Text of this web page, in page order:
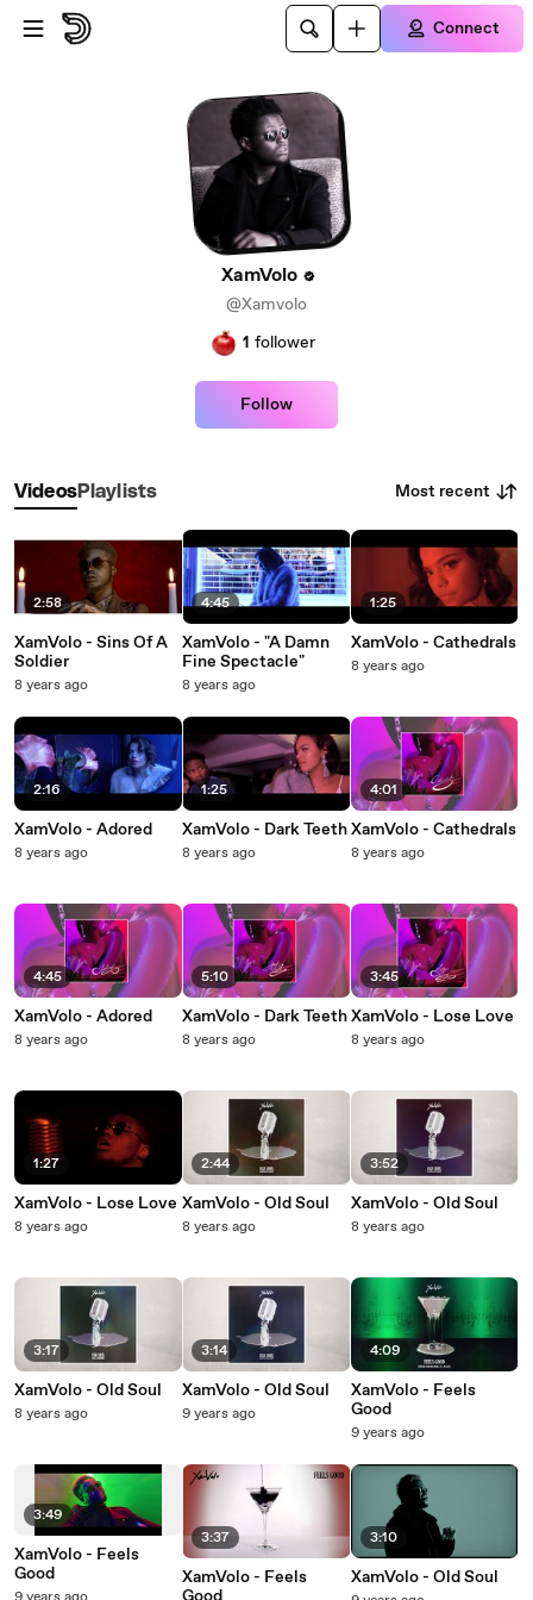
Skip to main content
Connect
XamVolo
@Xamvolo
1 follower
Follow
VideosPlaylists Most recent
2:58
XamVolo - Sins Of A
Soldier
8 years ago
2:16
XamVolo - Adored
8 years ago
4:45
XamVolo - Adored
8 years ago
1:27
XamVolo - Lose Love
8 years ago
3:17
XamVolo - Old Soul
8 years ago
3:49
XamVolo - Feels
Good
4:45
XamVolo - "A Damn
Fine Spectacle"
8 years ago
1:25
XamVolo - Dark Teeth
8 years ago
5:10
XamVolo - Dark Teeth
8 years ago
2:44
XamVolo - Old Soul
8 years ago
3:14
XamVolo - Old Soul
9 years ago
3:37
XamVolo - Feels
1:25
XamVolo - Cathedrals
8 years ago
4:01
XamVolo - Cathedrals
8 years ago
3:45
XamVolo - Lose Love
8 years ago
3:52
XamVolo - Old Soul
8 years ago
4:09
XamVolo - Feels
Good
9 years ago
3:10
XamVolo - Old Soul